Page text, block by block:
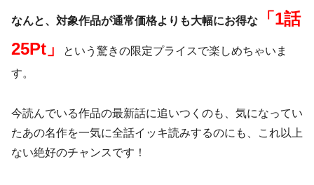
なんと、対象作品が通常価格よりも大幅にお得な
「1話
25Pt」
という驚きの限定プライスで楽しめちゃいま
す。
今読んでいる作品の最新話に追いつくのも、気になってい
たあの名作を一気に全話イッキ読みするのにも、これ以上
ない絶好のチャンスです！